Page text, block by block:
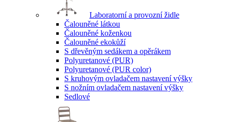
Laboratorní a provozní židle
Čalouněné látkou
Čalouněné koženkou
Čalouněné ekokůží
S dřevěným sedákem a opěrákem
Polyuretanové (PUR)
Polyuretanové (PUR color)
S kruhovým ovladačem nastavení výšky
S nožním ovladačem nastavení výšky
Sedlové